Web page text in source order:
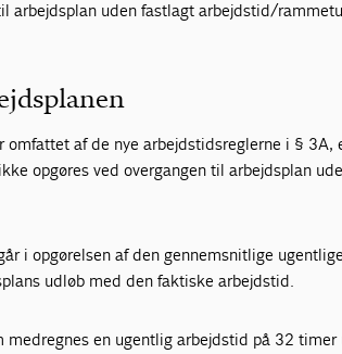
arbejdsplan uden fastlagt arbejdstid/
omfattet af de nye arbejdstidsreglerne i §
opgøres ved overgangen til arbejdsplan
i opgørelsen af den gennemsnitlige
udløb med den faktiske arbejdstid.
medregnes en ugentlig arbejdstid på 32 timer